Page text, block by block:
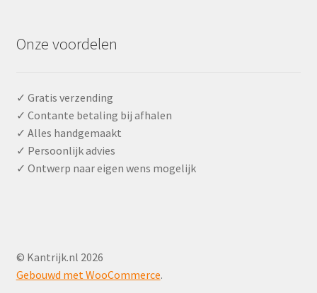
Onze voordelen
✓ Gratis verzending
✓ Contante betaling bij afhalen
✓ Alles handgemaakt
✓ Persoonlijk advies
✓ Ontwerp naar eigen wens mogelijk
© Kantrijk.nl 2026
Gebouwd met WooCommerce.